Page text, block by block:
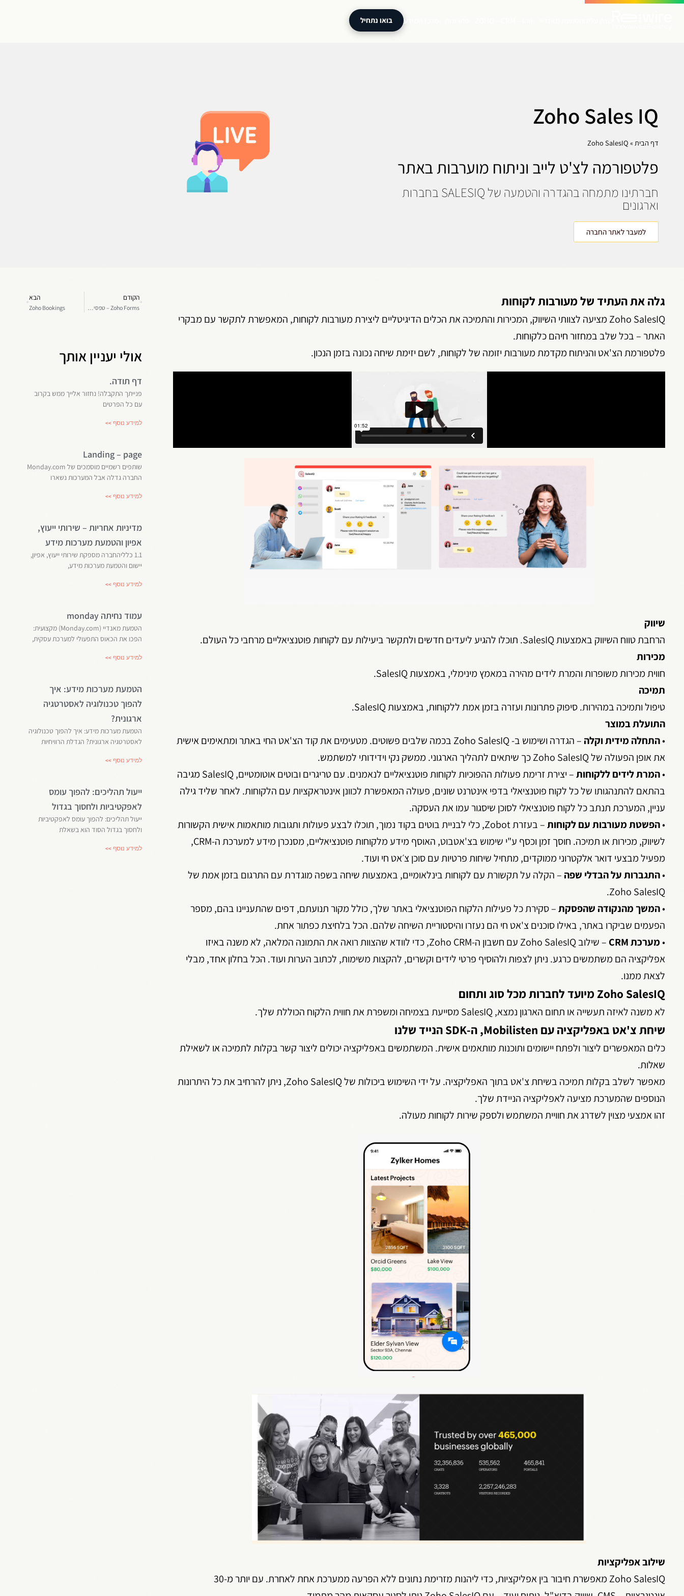
מרכז המידע בואו נתחיל
Zoho Sales IQ
דף הבית»
Zoho SalesIQ
פלטפורמה לצ'ט לייב וניתוח מוערבות באתר
חברתינו מתמחה בהגדרה והטמעה של SALESIQ בחברות
וארגונים
למעבר לאתר החברה
גלה את העתיד של מעורבות לקוחות
Zoho SalesIQ מציעה לצוותי השיווק, המכירות והתמיכה את הכלים הדיגיטליים ליצירת מעורבות לקוחות, המאפשרת לתקשר עם מבקרי
האתר – בכל שלב במחזור חיהם כלקוחות.
פלטפורמת הצ'אט והניתוח מקדמת מעורבות יזומה של לקוחות, לשם יזימת שיחה נכונה בזמן הנכון.
שיווק
הרחבת טווח השיווק באמצעות SalesIQ. תוכלו להגיע ליעדים חדשים ולתקשר ביעילות עם לקוחות פוטנציאליים מרחבי כל העולם.
מכירות
חווית מכירות משופרות והמרת לידים מהירה במאמץ מינימלי, באמצעות SalesIQ.
תמיכה
טיפול ותמיכה במהירות. סיפוק פתרונות ועזרה בזמן אמת ללקוחות, באמצעות SalesIQ.
התועלת במוצר
•התחלה מידית וקלה
– הגדרה ושימוש ב- Zoho SalesIQ בכמה שלבים פשוטים. מטעימים את קוד הצ'אט החי באתר ומתאימים אישית
את אופן הפעולה של Zoho SalesIQ כך שיתאים לתהליך הארגוני. ממשק נקי וידידותי למשתמש.
•המרת לידים ללקוחות
– יצירת זרימת פעולות ההפוכיות לקוחות פוטנציאליים לנאמנים. עם טריגרים ובוטים אוטומטיים, SalesIQ מגיבה
בהתאם להתנהגותו של כל לקוח פוטנציאלי בדפי אינטרנט שונים, פעולה המאפשרת לכוונן אינטראקציות עם הלקוחות. לאחר שליד גילה
עניין, המערכת תנתב כל לקוח פוטנציאלי לסוכן שיסגור עמו את העסקה.
•הפשטת מעורבות עם לקוחות
– בעזרת Zobot, כלי לבניית בוטים בקוד נמוך, תוכלו לבצע פעולות ותגובות מותאמות אישית הקשורות
לשיווק, מכירות או תמיכה. חוסך זמן וכסף ע"י שימוש בצ'אטבוט, האוסף מידע מלקוחות פוטנציאליים, מסנכרן מידע למערכת ה-CRM,
מפעיל מבצעי דואר אלקטרוני ממוקדים, מתחיל שיחות פרטיות עם סוכן צ׳אט חי ועוד.
•התגברות על הבדלי שפה – הקלה על תקשורת עם לקוחות בינלאומיים, באמצעות שיחה בשפה מוגדרת עם התרגום בזמן אמת של
Zoho SalesIQ.
•המשך מהנקודה שהפסקת– סקירת כל פעילות הלקוח הפוטנציאלי באתר שלך, כולל מקור תנועתם, דפים שהתעניינו בהם, מספר
הפעמים שביקרו באתר, באילו סוכנים צ'אט חי הם נעזרו והיסטוריית השיחה שלהם. הכל בלחיצת כפתור אחת.
•מערכת CRM
– שילוב Zoho SalesIQ עם חשבון ה-Zoho CRM, כדי לוודא שהצוות רואה את התמונה המלאה, לא משנה באיזו
אפליקציה הם משתמשים כרגע. ניתן לצפות ולהוסיף פרטי לידים וקשרים, להקצות משימות, לכתוב הערות ועוד. הכל בחלון אחד, מבלי
לצאת ממנו.
Zoho SalesIQ מיועד לחברות מכל סוג ותחום
לא משנה לאיזה תעשייה או תחום הארגון נמצא, SalesIQ מסייעת בצמיחה ומשפרת את חווית הלקוח הכוללת שלך.
שיחת צ'אט באפליקציה עם Mobilisten, ה-SDK הנייד שלנו
כלים המאפשרים ליצור ולפתח יישומים ותוכנות מותאמים אישית. המשתמשים באפליקציה יכולים ליצור קשר בקלות לתמיכה או לשאילת
שאלות.
מאפשר לשלב בקלות תמיכה בשיחת צ'אט בתוך האפליקציה. על ידי השימוש ביכולות של Zoho SalesIQ, ניתן להרחיב את כל היתרונות
הנוספים שהמערכת מציעה לאפליקציה הניידת שלך.
זהו אמצעי מצוין לשדרג את חוויית המשתמש ולספק שירות לקוחות מעולה.
שילוב אפליקציות
Zoho SalesIQ מאפשרת חיבור בין אפליקציות, כדי ליהנות מזרימת נתונים ללא הפרעה ממערכת אחת לאחרת. עם יותר מ-30
הקודם
Zoho Forms – טפסים של זוהו
הבא
Zoho Bookings
אולי יעניין אותך
דף תודה.
פנייתך התקבלה! נחזור אלייך ממש בקרוב
עם כל הפרטים
למידע נוסף >>
Landing – page
שותפים רשמיים מוסמכים של Monday.com
החברה גדלה אבל המערכות נשארו
למידע נוסף >>
מדיניות אחריות – שירותי ייעוץ,
אפיון והטמעת מערכות מידע
1.1 כלליהחברה מספקת שירותי ייעוץ, אפיון,
יישום והטמעת מערכות מידע,
למידע נוסף >>
עמוד נחיתה monday
הטמעת מאנדיי (Monday.com) מקצועית:
הפכו את הכאוס התפעולי למערכת עסקית,
למידע נוסף >>
הטמעת מערכות מידע: איך
להפוך טכנולוגיה לאסטרטגיה
ארגונית?
הטמעת מערכות מידע: איך להפוך טכנולוגיה
לאסטרטגיה ארגונית? הגדלת הרוויחיות
למידע נוסף >>
ייעול תהליכים: להפוך עומס
לאפקטיביות ולחסוך בגדול
ייעול תהליכים: להפוך עומס לאפקטיביות
ולחסוך בגדול הסוד הוא בשאלת
למידע נוסף >>